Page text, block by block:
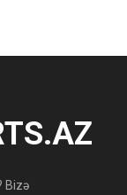
Bizə